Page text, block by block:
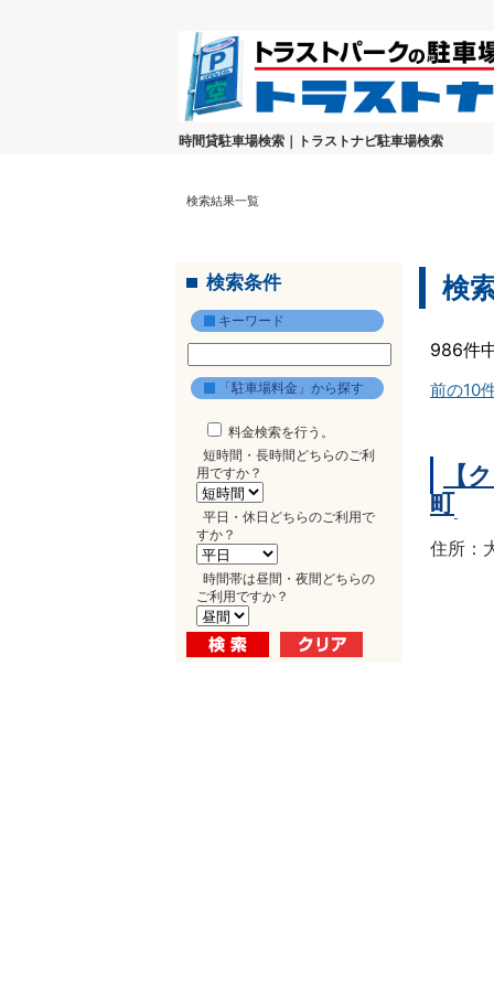
時間貸駐車場検索｜トラストナビ駐車場検索
検索結果一覧
検索条件
キーワード
「駐車場料金」から探す
料金検索を行う。
短時間・長時間どちらのご利
用ですか？
平日・休日どちらのご利用で
すか？
時間帯は昼間・夜間どちらの
ご利用ですか？
検
986件
前の10
【
町
住所：